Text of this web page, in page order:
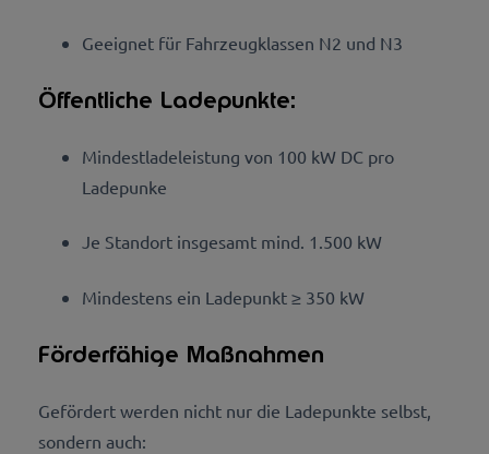
Geeignet für Fahrzeugklassen N2 und N3
Öffentliche Ladepunkte:
Mindestladeleistung von 100 kW DC pro
Ladepunke
Je Standort insgesamt mind. 1.500 kW
Mindestens ein Ladepunkt ≥ 350 kW
Förderfähige Maßnahmen
Gefördert werden nicht nur die Ladepunkte selbst,
sondern auch: